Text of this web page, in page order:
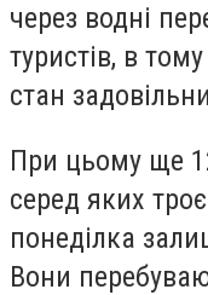
через водні
туристів, в
стан
При цьому ще
серед яких
понеділка
Вони